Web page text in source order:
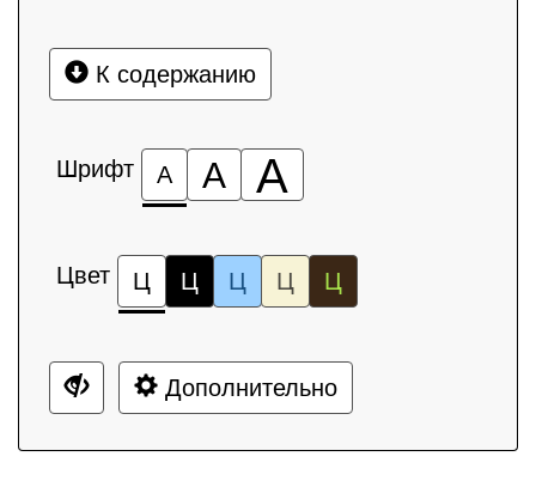
К содержанию
Шрифт А А А
Цвет Ц Ц Ц Ц Ц
Дополнительно